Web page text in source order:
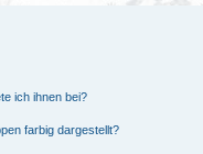
ich ihnen bei?
farbig dargestellt?